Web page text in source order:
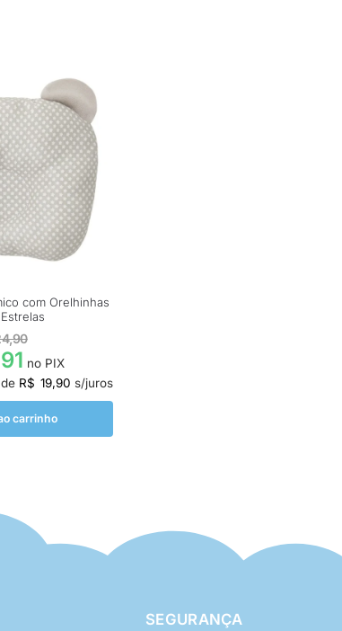
com Orelhinhas
no PIX
R$ 19,90 s/juros
carrinho
SEGURANÇA